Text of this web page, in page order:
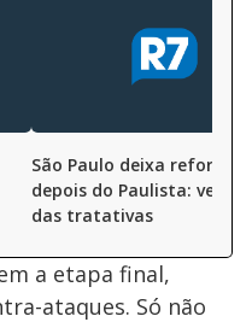
São Paulo deixa reforços
depois do Paulista: veja
das tratativas
a etapa final,
ataques. Só não